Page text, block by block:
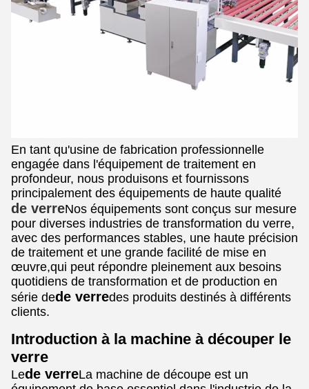
En tant qu'usine de fabrication professionnelle
engagée dans l'équipement de traitement en
profondeur, nous produisons et fournissons
principalement des équipements de haute qualité
de verreNos équipements sont conçus sur mesure
pour diverses industries de transformation du verre,
avec des performances stables, une haute précision
de traitement et une grande facilité de mise en
œuvre,qui peut répondre pleinement aux besoins
quotidiens de transformation et de production en
série dede verredes produits destinés à différents
clients.
Introduction à la machine à découper le
verre
Lede verreLa machine de découpe est un